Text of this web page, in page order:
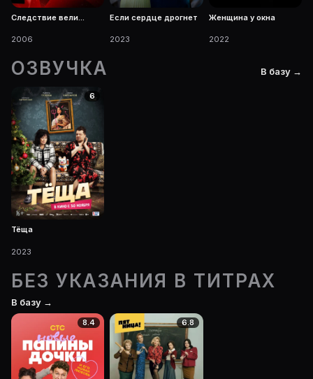
Следствие вели...
2006
Если сердце дрогнет
2023
Женщина у окна
2022
ОЗВУЧКА В базу →
6
Тёща
2023
БЕЗ УКАЗАНИЯ В ТИТРАХ
В базу →
8.4 6.8